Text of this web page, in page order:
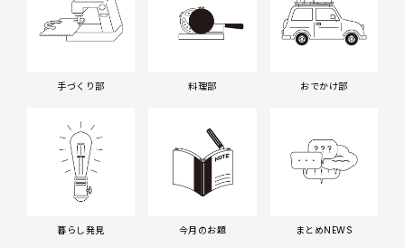
手づくり部 料理部 おでかけ部
暮らし発見 今月のお題 まとめNEWS